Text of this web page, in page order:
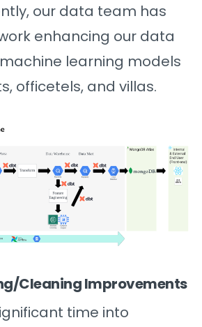
our data team has
enhancing our data
learning models
officetels, and villas.
Cleaning Improvements
time into